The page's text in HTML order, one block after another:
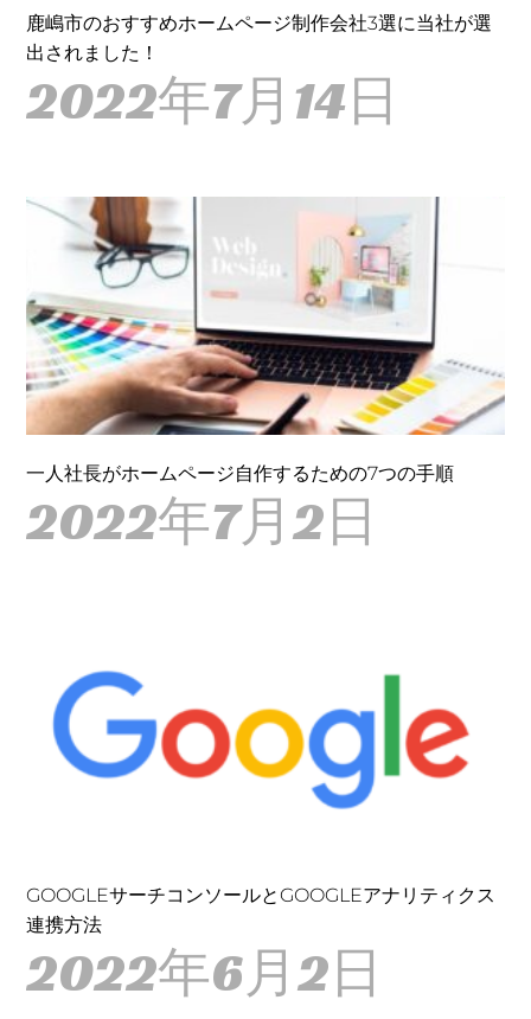
鹿嶋市のおすすめホームページ制作会社3選に当社が選
出されました！
2022年7月14日
一人社長がホームページ自作するための7つの手順
2022年7月2日
GOOGLEサーチコンソールとGOOGLEアナリティクス
連携方法
2022年6月2日